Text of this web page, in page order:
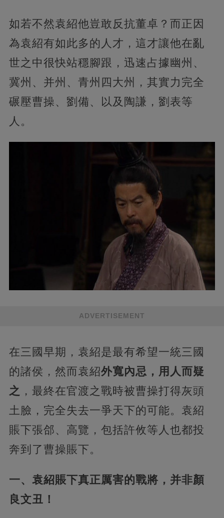
如若不然袁紹他豈敢反抗董卓？而正因
為袁紹有如此多的人才，這才讓他在亂
世之中很快站穩腳跟，迅速占據幽州、
冀州、并州、青州四大州，其實力完全
碾壓曹操、劉備、以及陶謙，劉表等
人。
ADVERTISEMENT
在三國早期，袁紹是最有希望一統三國
的諸侯，然而袁紹外寬內忌，用人而疑
之 ，最終在官渡之戰時被曹操打得灰頭
土臉，完全失去一爭天下的可能。袁紹
賬下張郃、高覽，包括許攸等人也都投
奔到了曹操賬下。
一、袁紹賬下真正厲害的戰將，并非顏
良文丑！